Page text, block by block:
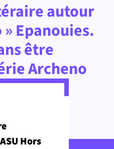
autour
Epanouies.
être
Archeno
Hors